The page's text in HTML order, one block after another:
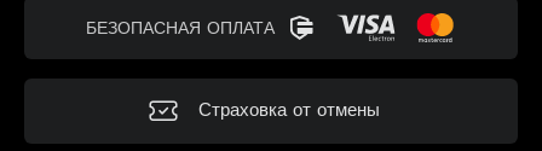
БЕЗОПАСНАЯ ОПЛАТА
Страховка от отмены